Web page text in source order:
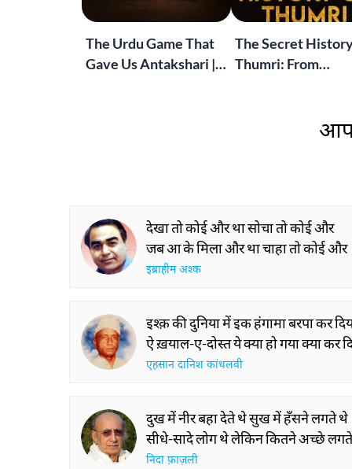
The Urdu Game That
Gave Us Antakshari |
The Secret
Thumri: From
आप
देखा तो कोई और था सोचा तो कोई और
जब आ के मिला और था चाहा तो कोई और
इब्राहीम अश्क
इश्क़ की दुनिया में इक हंगामा बरपा कर
ऐ ख़याल-ए-दोस्त ये क्या हो गया क्या कर
एहसान दानिश कांधलवी
दुख में नीर बहा देते थे सुख में हँसने लगते थे
सीधे-सादे लोग थे लेकिन कितने अच्छे
निदा फ़ाज़ली